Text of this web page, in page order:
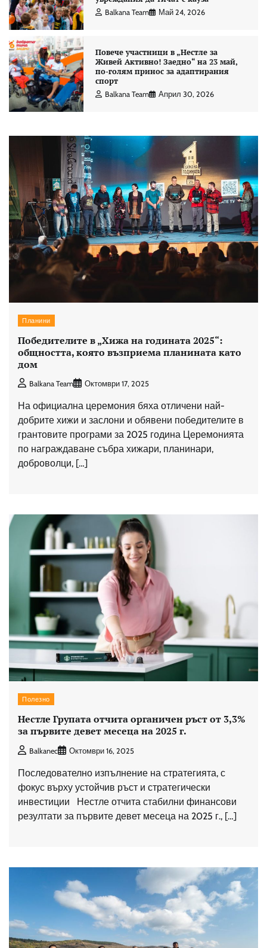
Balkana Team Май 24, 2026
Повече участници в „Нестле за
Живей Активно! Заедно“ на 23 май,
по-голям принос за адаптирания
спорт
Balkana Team Април 30, 2026
Планини
Победителите в „Хижа на годината 2025“:
общността, която възприема планината като
дом
Balkana Team Октомври 17, 2025
На официална церемония бяха отличени най-
добрите хижи и заслони и обявени победителите в
грантовите програми за 2025 година Церемонията
по награждаване събра хижари, планинари,
доброволци, […]
Полезно
Нестле Групата отчита органичен ръст от 3,3%
за първите девет месеца на 2025 г.
Balkanec Октомври 16, 2025
Последователно изпълнение на стратегията, с
фокус върху устойчив ръст и стратегически
инвестиции Нестле отчита стабилни финансови
резултати за първите девет месеца на 2025 г., […]